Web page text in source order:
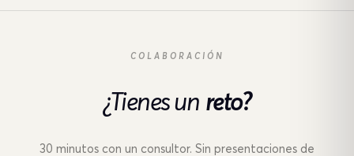
COLABORACIÓN
¿Tienes un reto?
30 minutos con un consultor. Sin presentaciones de